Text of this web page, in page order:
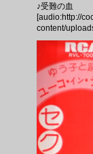
♪受難の血
[audio:http://
content/